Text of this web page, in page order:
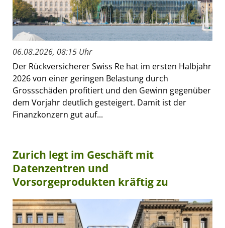
06.08.2026, 08:15 Uhr
Der Rückversicherer Swiss Re hat im ersten Halbjahr
2026 von einer geringen Belastung durch
Grossschäden profitiert und den Gewinn gegenüber
dem Vorjahr deutlich gesteigert. Damit ist der
Finanzkonzern gut auf...
Zurich legt im Geschäft mit
Datenzentren und
Vorsorgeprodukten kräftig zu